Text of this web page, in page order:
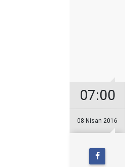
07:00
08 Nisan 2016